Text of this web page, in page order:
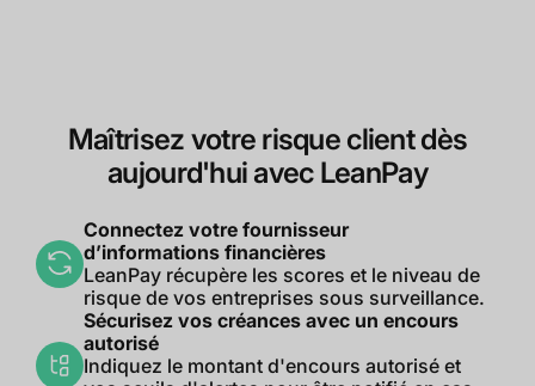
Maîtrisez votre risque client dès
aujourd'hui avec LeanPay
Connectez votre fournisseur
d’informations financières
LeanPay récupère les scores et le niveau de
risque de vos entreprises sous surveillance.
Sécurisez vos créances avec un encours
autorisé
Indiquez le montant d'encours autorisé et